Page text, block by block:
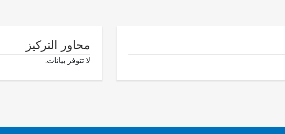
محاور التركيز
لا تتوفر بيانات.